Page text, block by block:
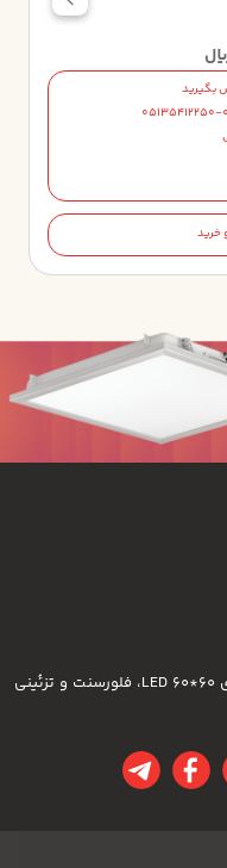
بگیرید
تولیدکننده انواع چراغ های روشنایی ال ای دی LED 60*60، فلورسنت و تزئینی